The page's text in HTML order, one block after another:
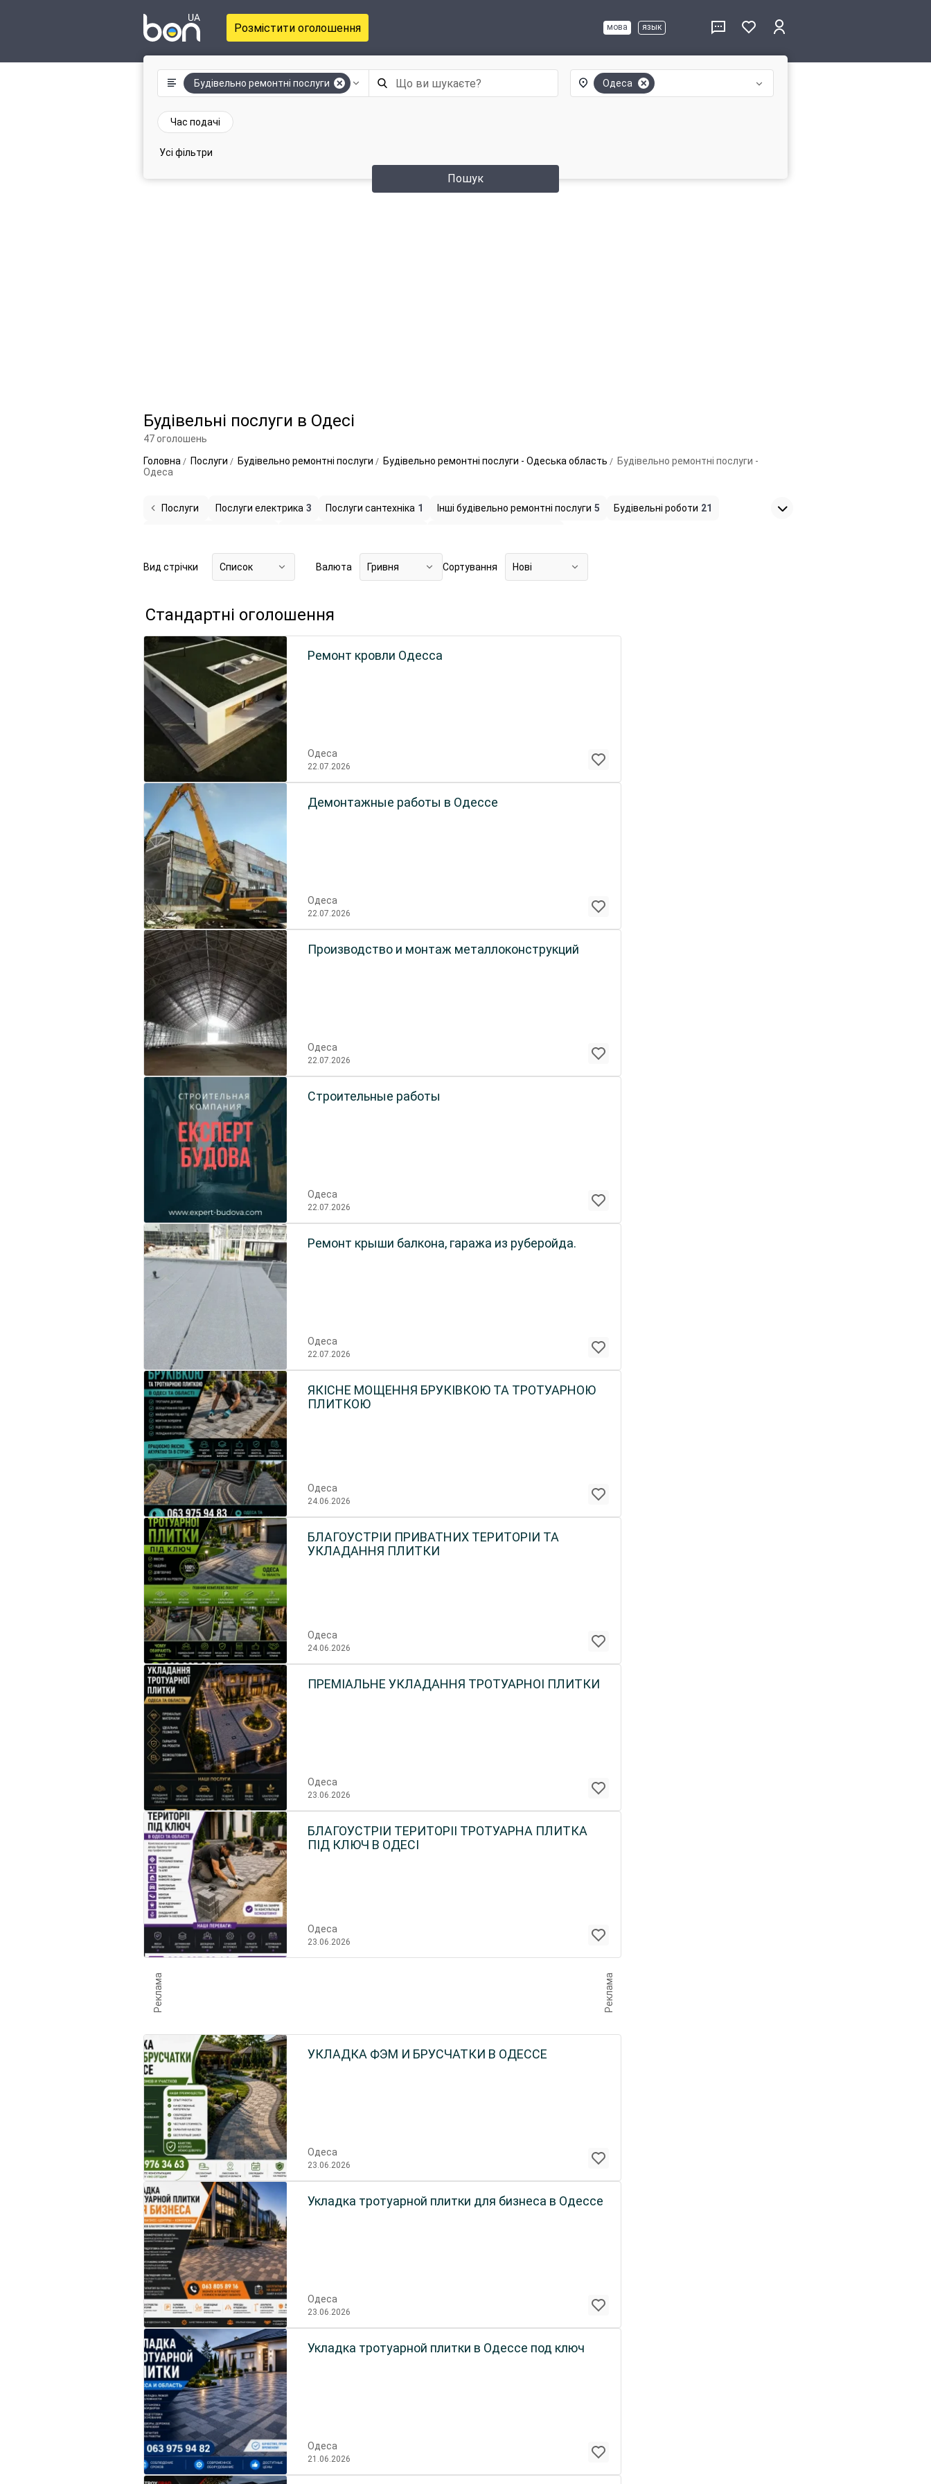
Розмістити оголошення мова язык
Будівельно ремонтні послуги Одеса
Пошук
Час подачі
Усі фільтри
Будівельні послуги в Одесі
47 оголошень
Головна
Послуги Будівельно ремонтні послуги Будівельно ремонтні послуги - Одеська область
Будівельно ремонтні послуги -
Одеса
Послуги Послуги електрика 3 Послуги сантехніка 1 Інші будівельно ремонтні послуги 5 Будівельні роботи 21
Вид стрічки Список Валюта Гривня Сортування Нові
Стандартні оголошення
Ремонт кровли Одесса
Одеса
22.07.2026
Демонтажные работы в Одессе
Одеса
22.07.2026
Производство и монтаж металлоконструкций
Одеса
22.07.2026
Строительные работы
Одеса
22.07.2026
Ремонт крыши балкона, гаража из руберойда.
Одеса
22.07.2026
ЯКІСНЕ МОЩЕННЯ БРУКІВКОЮ ТА ТРОТУАРНОЮ
ПЛИТКОЮ
Одеса
24.06.2026
БЛАГОУСТРІЙ ПРИВАТНИХ ТЕРИТОРІЙ ТА
УКЛАДАННЯ ПЛИТКИ
Одеса
24.06.2026
ПРЕМІАЛЬНЕ УКЛАДАННЯ ТРОТУАРНОЇ ПЛИТКИ
Одеса
23.06.2026
БЛАГОУСТРІЙ ТЕРИТОРІЇ ТРОТУАРНА ПЛИТКА
ПІД КЛЮЧ В ОДЕСІ
Одеса
23.06.2026
Реклама Реклама
УКЛАДКА ФЭМ И БРУСЧАТКИ В ОДЕССЕ
Одеса
23.06.2026
Укладка тротуарной плитки для бизнеса в Одессе
Одеса
23.06.2026
Укладка тротуарной плитки в Одессе под ключ
Одеса
21.06.2026